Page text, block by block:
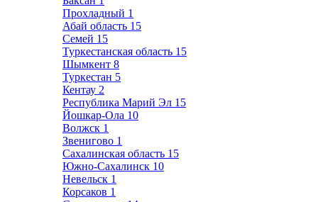
Прохладный 1
Абай область 15
Семей 15
Туркестанская область 15
Шымкент 8
Туркестан 5
Кентау 2
Республика Марий Эл 15
Йошкар-Ола 10
Волжск 1
Звенигово 1
Сахалинская область 15
Южно-Сахалинск 10
Невельск 1
Корсаков 1